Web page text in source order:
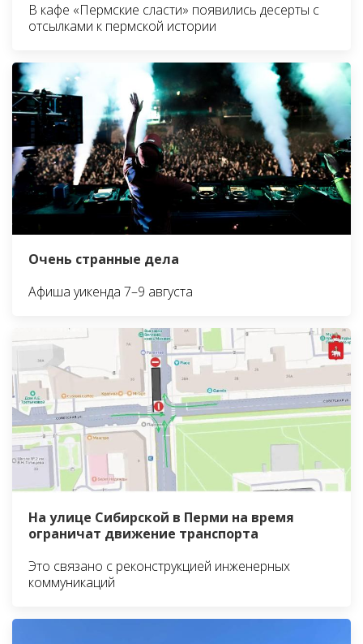
В кафе «Пермские сласти» появились десерты с
отсылками к пермской истории
Очень странные дела
Афиша уикенда 7–9 августа
На улице Сибирской в Перми на время
ограничат движение транспорта
Это связано с реконструкцией инженерных
коммуникаций